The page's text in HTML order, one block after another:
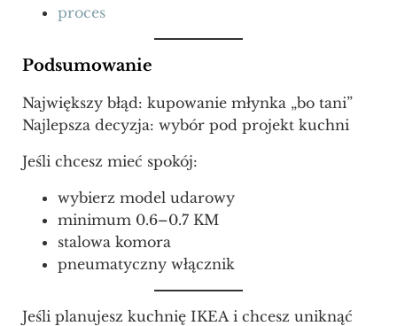
proces
Podsumowanie
Największy błąd: kupowanie młynka „bo tani”
Najlepsza decyzja: wybór pod projekt kuchni
Jeśli chcesz mieć spokój:
wybierz model udarowy
minimum 0.6–0.7 KM
stalowa komora
pneumatyczny włącznik
Jeśli planujesz kuchnię IKEA i chcesz uniknąć